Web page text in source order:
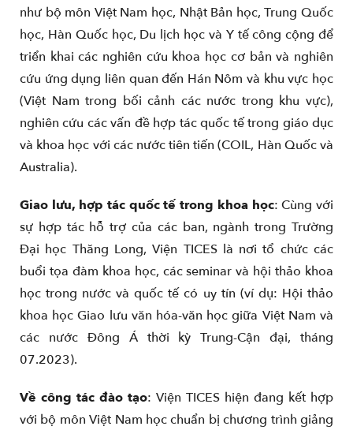
như bộ môn Việt Nam học, Nhật Bản học, Trung Quốc
học, Hàn Quốc học, Du lịch học và Y tế công cộng để
triển khai các nghiên cứu khoa học cơ bản và nghiên
cứu ứng dụng liên quan đến Hán Nôm và khu vực học
(Việt Nam trong bối cảnh các nước trong khu vực),
nghiên cứu các vấn đề hợp tác quốc tế trong giáo dục
và khoa học với các nước tiên tiến (COIL, Hàn Quốc và
Australia).
Giao lưu, hợp tác quốc tế trong khoa học: Cùng với
sự hợp tác hỗ trợ của các ban, ngành trong Trường
Đại học Thăng Long, Viện TICES là nơi tổ chức các
buổi tọa đàm khoa học, các seminar và hội thảo khoa
học trong nước và quốc tế có uy tín (ví dụ: Hội thảo
khoa học Giao lưu văn hóa-văn học giữa Việt Nam và
các nước Đông Á thời kỳ Trung-Cận đại, tháng
07.2023).
Về công tác đào tạo: Viện TICES hiện đang kết hợp
với bộ môn Việt Nam học chuẩn bị chương trình giảng